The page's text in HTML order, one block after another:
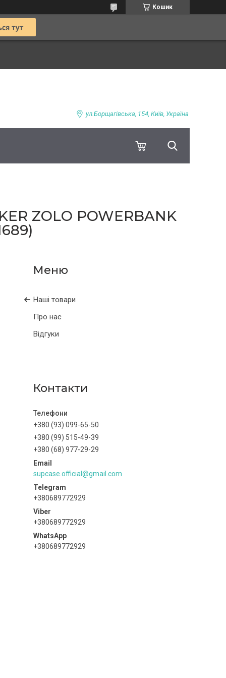
Кошик
ул.Борщагівська, 154, Київ, Україна
ZOLO POWERBANK
Наші товари
Про нас
Відгуки
Контакти
+380 (93) 099-65-50
+380 (99) 515-49-39
+380 (68) 977-29-29
supcase.official@gmail.com
+380689772929
+380689772929
+380689772929